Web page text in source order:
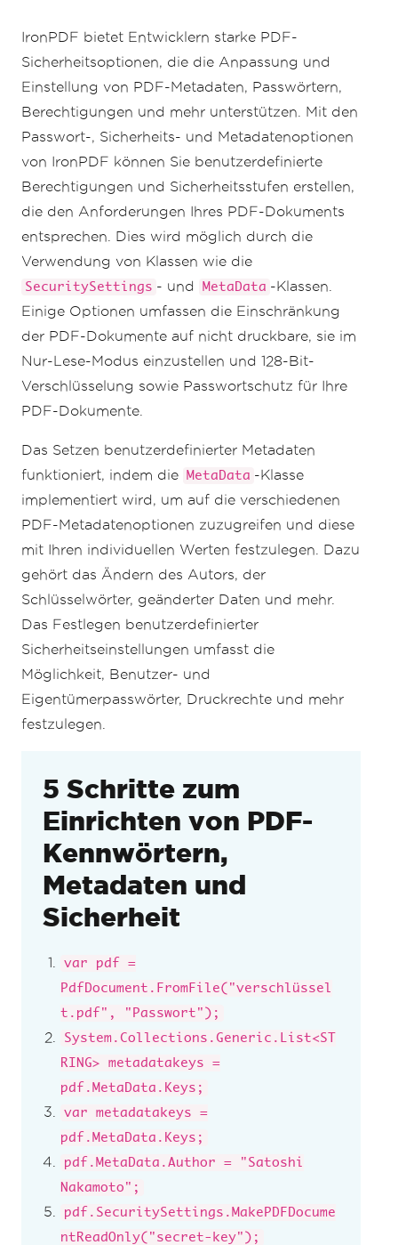
( "secret-key"
);
pdf
.SecuritySettings . AllowUserAnnotations
=
false;
pdf
SecuritySettings
AllowUserCopyPasteCon
tent
= false
pdf.SecuritySettings. AllowUserFormData
=
false
SecuritySettings AllowUserPrinting
IronPdf. Security .PdfPrintSecurity.FullPrin
tRights
// Change or set the document encryption
password
secret";
// password to edit the pdf
pdf. SecuritySettings .UserPassword
=
pdf.SaveAs( "secured.pdf");
IronPDF bietet Entwicklern starke PDF-
Sicherheitsoptionen, die die Anpassung und
Einstellung von PDF-Metadaten, Passwörtern,
Berechtigungen und mehr unterstützen. Mit den
Passwort-, Sicherheits- und Metadatenoptionen
von IronPDF können Sie benutzerdefinierte
Berechtigungen und Sicherheitsstufen erstellen,
die den Anforderungen Ihres PDF-Dokuments
entsprechen. Dies wird möglich durch die
Verwendung von Klassen wie die
SecuritySettings - und MetaData -Klassen.
Einige Optionen umfassen die Einschränkung
der PDF-Dokumente auf nicht druckbare, sie im
Nur-Lese-Modus einzustellen und 128-Bit-
Verschlüsselung sowie Passwortschutz für Ihre
PDF-Dokumente.
Das Setzen benutzerdefinierter Metadaten
funktioniert, indem die
MetaData -Klasse
implementiert wird, um auf die verschiedenen
PDF-Metadatenoptionen zuzugreifen und diese
mit Ihren individuellen Werten festzulegen. Dazu
gehört das Ändern des Autors, der
Schlüsselwörter, geänderter Daten und mehr.
Das Festlegen benutzerdefinierter
Sicherheitseinstellungen umfasst die
Möglichkeit, Benutzer- und
Eigentümerpasswörter, Druckrechte und mehr
festzulegen.
5 Schritte zum
Einrichten von PDF-
Kennwörtern,
Metadaten und
Sicherheit
var pdf =
PdfDocument.FromFile("verschlüssel
t.pdf", "Passwort");
System.Collections.Generic.List<ST
RING> metadatakeys =
pdf.MetaData.Keys;
var metadatakeys =
pdf.MetaData.Keys;
pdf.MetaData.Author = "Satoshi
Nakamoto";
pdf.SecuritySettings.MakePDFDocume
ntReadOnly("secret-key");